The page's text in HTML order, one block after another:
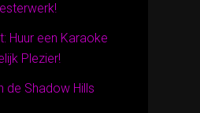
Huur een Karaoke
Plezier!
de Shadow Hills